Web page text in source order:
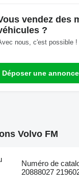
vendez des
?
nous, c'est possible !
Déposer une annonce
Volvo FM
Numéro de
20888027